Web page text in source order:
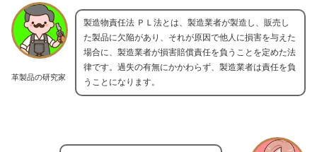
革製品の研究家
製造物責任法 ＰＬ法とは、製造業者が製造し、販売し
た製品に欠陥があり、それが原因で他人に損害を与えた
場合に、製造業者が損害賠償責任を負うことを定めた法
律です。過失の有無にかかわらず、製造業者は責任を負
うことになります。